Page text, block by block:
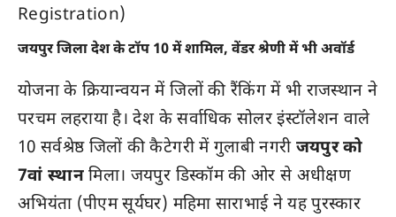
Registration)
जयपुर जिला देश के टॉप 10 में शामिल, वेंडर श्रेणी में भी अवॉर्ड
योजना के क्रियान्वयन में जिलों की रैंकिंग में भी राजस्थान ने
परचम लहराया है। देश के सर्वाधिक सोलर इंस्टॉलेशन वाले
10 सर्वश्रेष्ठ जिलों की कैटेगरी में गुलाबी नगरी जयपुर को
7वां स्थान मिला। जयपुर डिस्कॉम की ओर से अधीक्षण
अभियंता (पीएम सूर्यघर) महिमा साराभाई ने यह पुरस्कार